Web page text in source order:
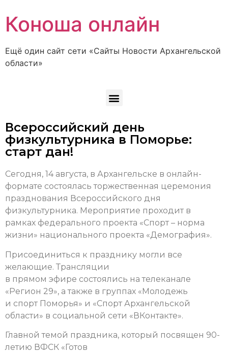
Коноша онлайн
Ещё один сайт сети «Сайты Новости Архангельской
области»
Всероссийский день
физкультурника в Поморье:
старт дан!
Сегодня, 14 августа, в Архангельске в онлайн-
формате состоялась торжественная церемония
празднования Всероссийского дня
физкультурника. Мероприятие проходит в
рамках федерального проекта «Спорт – норма
жизни» национального проекта «Демография».
Присоединиться к празднику могли все
желающие. Трансляции
в прямом эфире состоялись на телеканале
«Регион 29», а также в группах «Молодежь
и спорт Поморья» и «Спорт Архангельской
области» в социальной сети «ВКонтакте».
Главной темой праздника, который посвящен 90-
летию ВФСК «Готов